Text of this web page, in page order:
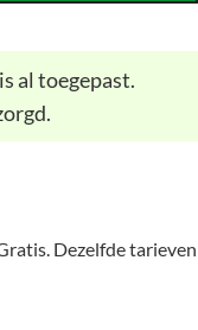
al toegepast.
Dezelfde tarieven